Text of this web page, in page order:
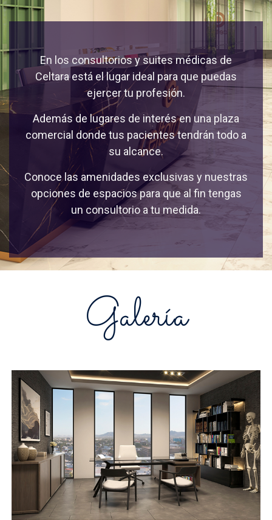
En los consultorios y suites médicas de
Celtara está el lugar ideal para que puedas
ejercer tu profesión.
Además de lugares de interés en una plaza
comercial donde tus pacientes tendrán todo a
su alcance.
Conoce las amenidades exclusivas y nuestras
opciones de espacios para que al fin tengas
un consultorio a tu medida.
Galería